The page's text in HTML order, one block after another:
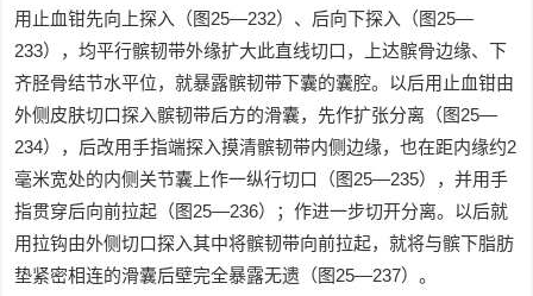
用止血钳先向上探入（图25—232）、后向下探入（图25—
233），均平行髌韧带外缘扩大此直线切口，上达髌骨边缘、下
齐胫骨结节水平位，就暴露髌韧带下囊的囊腔。以后用止血钳由
外侧皮肤切口探入髌韧带后方的滑囊，先作扩张分离（图25—
234），后改用手指端探入摸清髌韧带内侧边缘，也在距内缘约2
毫米宽处的内侧关节囊上作一纵行切口（图25—235），并用手
指贯穿后向前拉起（图25—236）；作进一步切开分离。以后就
用拉钩由外侧切口探入其中将髌韧带向前拉起，就将与髌下脂肪
垫紧密相连的滑囊后壁完全暴露无遗（图25—237）。